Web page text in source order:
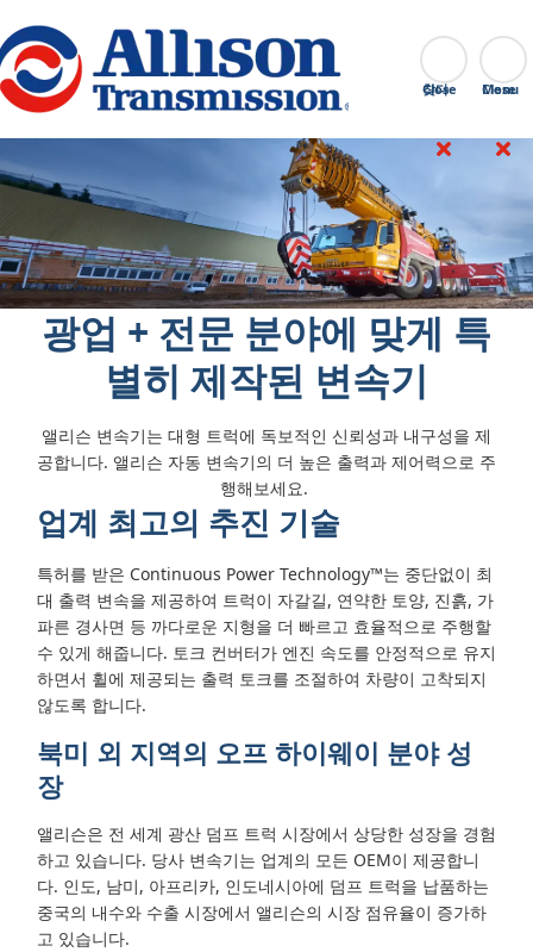
Go Home 찾다
Close
광업 + 전문 분야에 맞게 특
별히 제작된 변속기
앨리슨 변속기는 대형 트럭에 독보적인 신뢰성과 내구성을 제
공합니다. 앨리슨 자동 변속기의 더 높은 출력과 제어력으로 주
행해보세요.
업계 최고의 추진 기술
특허를 받은 Continuous Power Technology™는 중단없이 최
대 출력 변속을 제공하여 트럭이 자갈길, 연약한 토양, 진흙, 가
파른 경사면 등 까다로운 지형을 더 빠르고 효율적으로 주행할
수 있게 해줍니다. 토크 컨버터가 엔진 속도를 안정적으로 유지
하면서 휠에 제공되는 출력 토크를 조절하여 차량이 고착되지
않도록 합니다.
북미 외 지역의 오프 하이웨이 분야 성
장
앨리슨은 전 세계 광산 덤프 트럭 시장에서 상당한 성장을 경험
하고 있습니다. 당사 변속기는 업계의 모든 OEM이 제공합니
다. 인도, 남미, 아프리카, 인도네시아에 덤프 트럭을 납품하는
중국의 내수와 수출 시장에서 앨리슨의 시장 점유율이 증가하
고 있습니다.